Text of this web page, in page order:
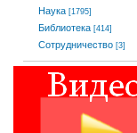
Наука [1795]
Библиотека [414]
Сотрудничество [3]